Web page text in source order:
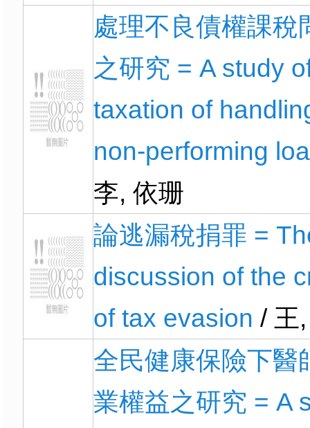
處理不良債權課稅
之研究 = A study
taxation of
non-performing
李, 依珊
論逃漏稅捐罪 =
discussion of the
of tax evasion / 王
全民健康保險下醫
業權益之研究 = A